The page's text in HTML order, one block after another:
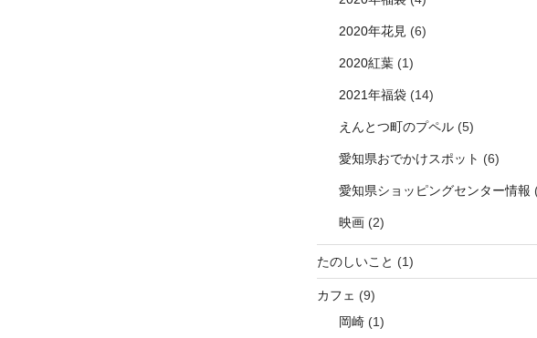
2020年花見 (6)
2020紅葉(1)
2021年福袋(14)
えんとつ町のプペル(5)
愛知県おでかけスポット (6)
愛知県ショッピングセンター情報
映画(2)
たのしいこと (1)
カフェ (9)
岡崎(1)